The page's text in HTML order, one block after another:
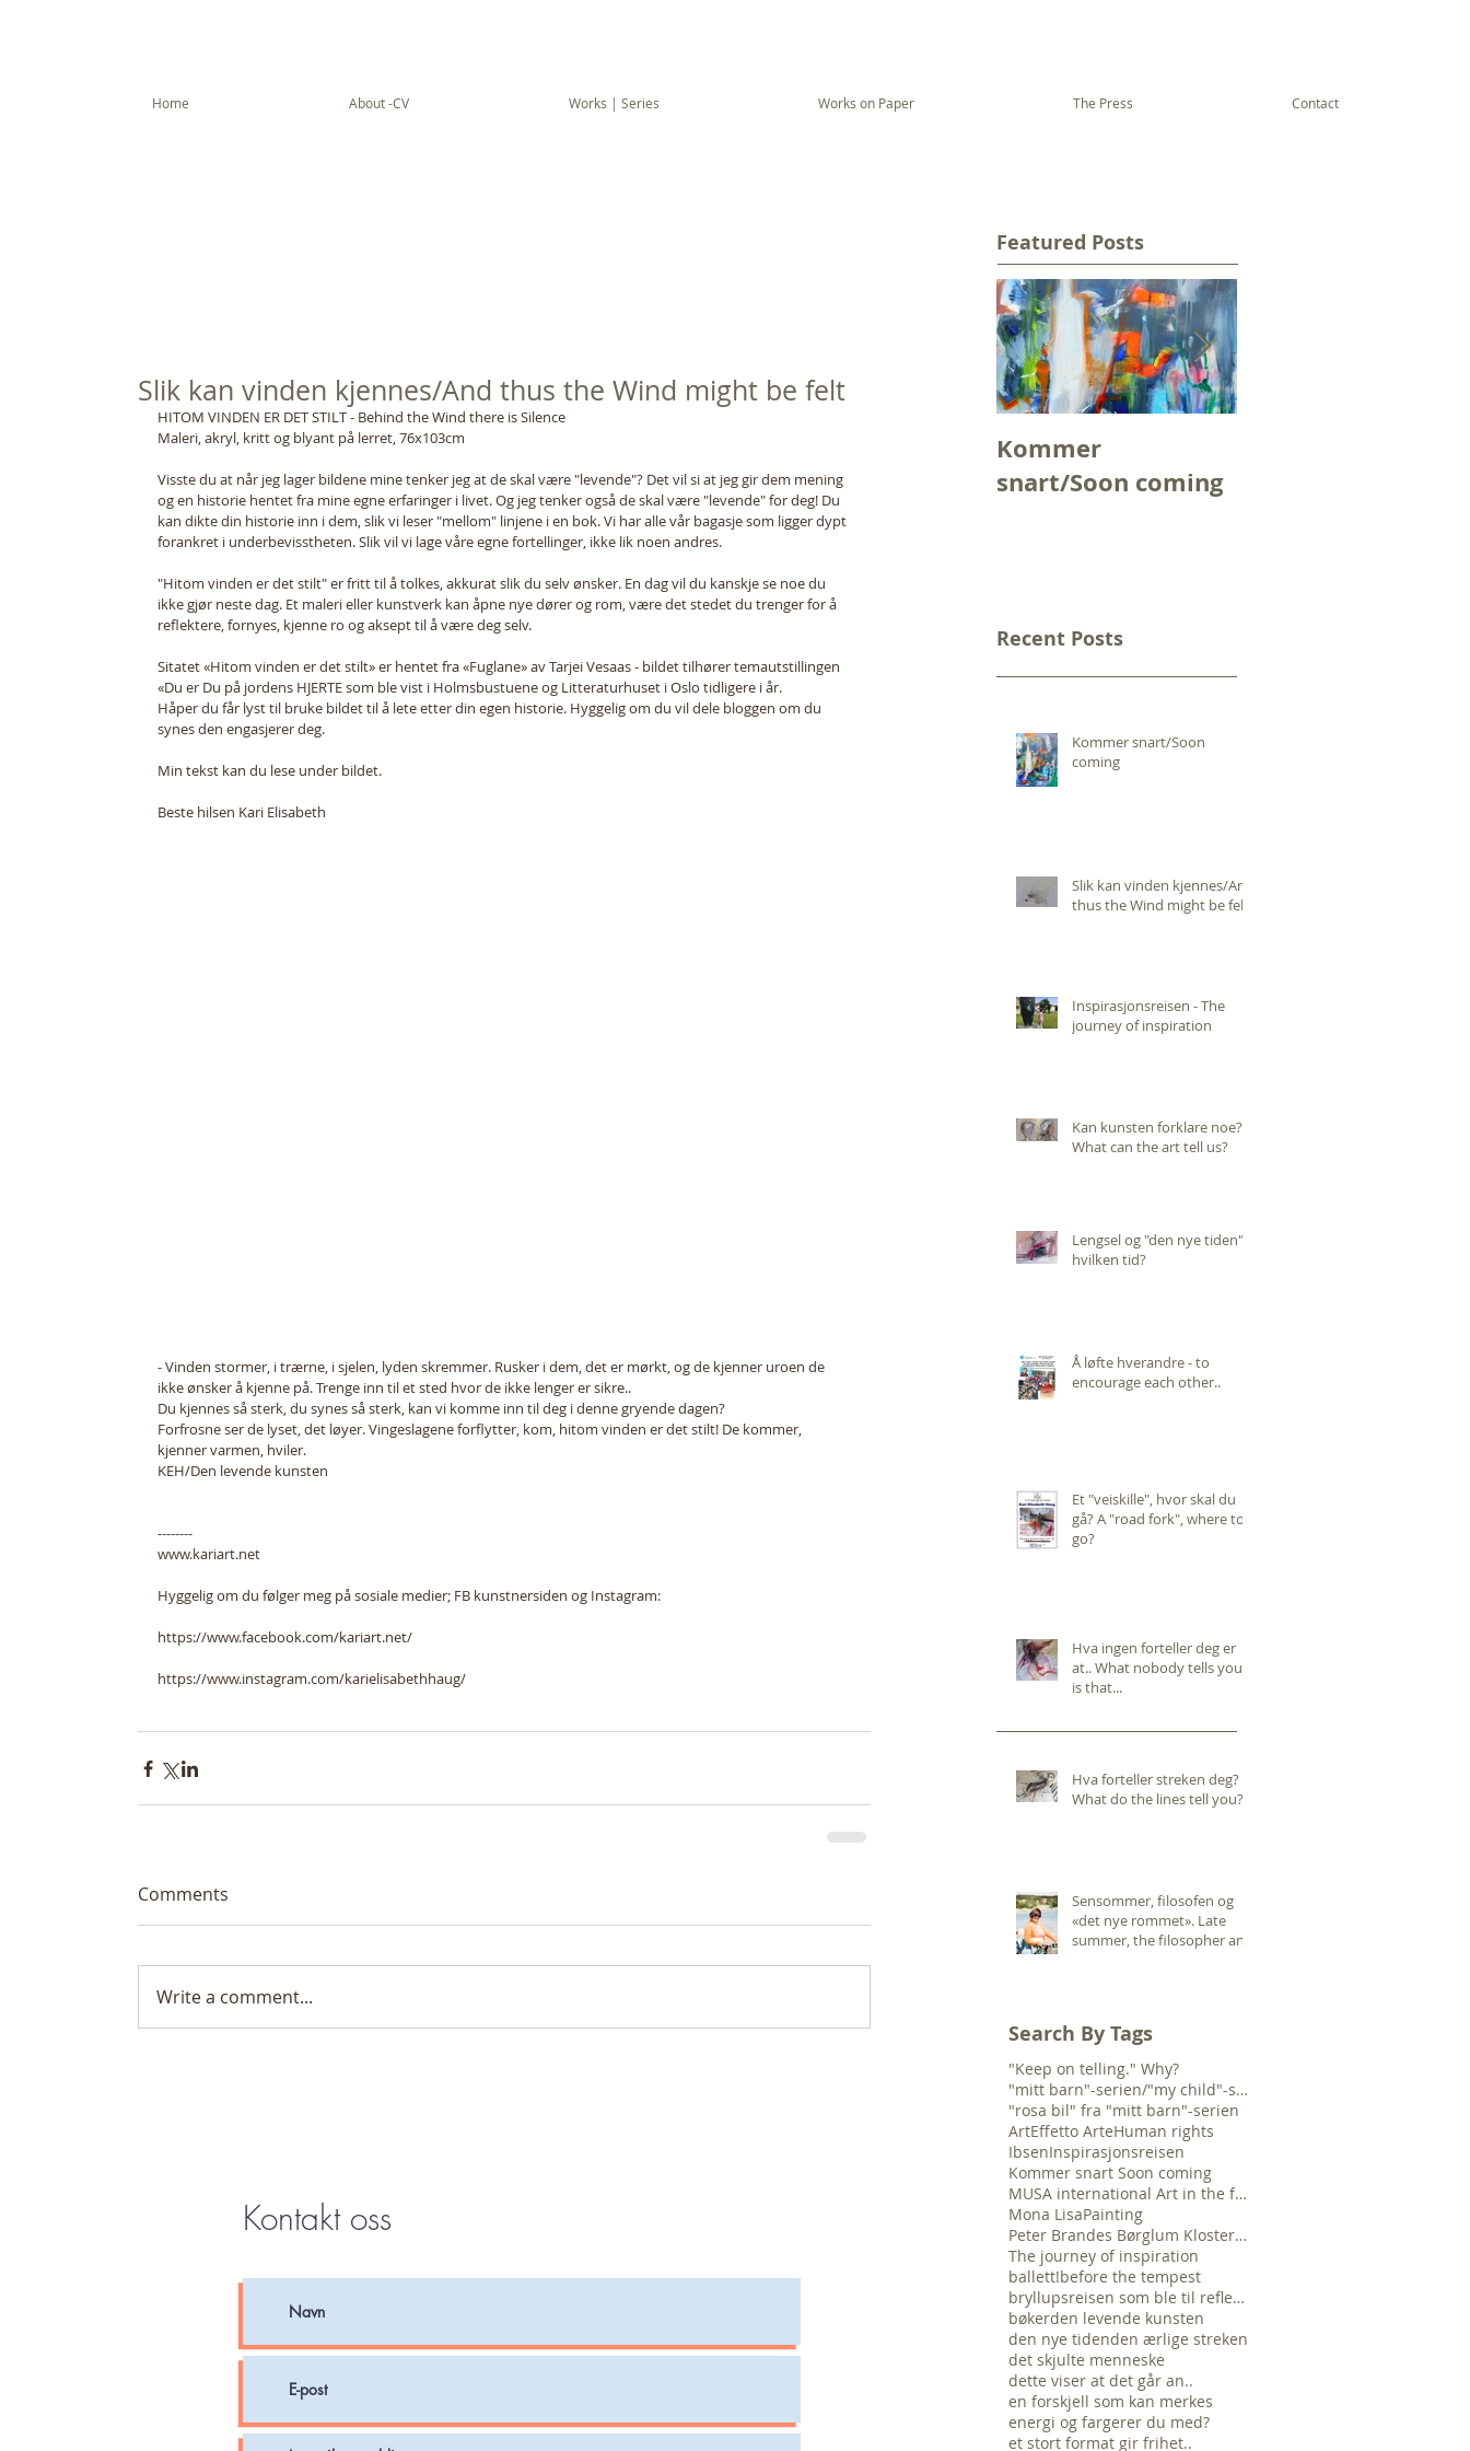
Home About -CV Works | Series Works on Paper The Press Contact
Featured Posts
Slik kan vinden kjennes/And thus the Wind might be felt
HITOM VINDEN ER DET STILT - Behind the Wind there is Silence
Maleri, akryl, kritt og blyant på lerret, 76x103cm
Visste du at når jeg lager bildene mine tenker jeg at de skal være "levende"? Det vil si at jeg gir dem mening
og en historie hentet fra mine egne erfaringer i livet. Og jeg tenker også de skal være "levende" for deg! Du
kan dikte din historie inn i dem, slik vi leser "mellom" linjene i en bok. Vi har alle vår bagasje som ligger dypt
forankret i underbevisstheten. Slik vil vi lage våre egne fortellinger, ikke lik noen andres.
"Hitom vinden er det stilt" er fritt til å tolkes, akkurat slik du selv ønsker. En dag vil du kanskje se noe du
ikke gjør neste dag. Et maleri eller kunstverk kan åpne nye dører og rom, være det stedet du trenger for å
reflektere, fornyes, kjenne ro og aksept til å være deg selv.
Sitatet «Hitom vinden er det stilt» er hentet fra «Fuglane» av Tarjei Vesaas - bildet tilhører temautstillingen
«Du er Du på jordens HJERTE som ble vist i Holmsbustuene og Litteraturhuset i Oslo tidligere i år.
Håper du får lyst til bruke bildet til å lete etter din egen historie. Hyggelig om du vil dele bloggen om du
synes den engasjerer deg.
Min tekst kan du lese under bildet.
Beste hilsen Kari Elisabeth
- Vinden stormer, i trærne, i sjelen, lyden skremmer. Rusker i dem, det er mørkt, og de kjenner uroen de
ikke ønsker å kjenne på. Trenge inn til et sted hvor de ikke lenger er sikre..
Du kjennes så sterk, du synes så sterk, kan vi komme inn til deg i denne gryende dagen?
Forfrosne ser de lyset, det løyer. Vingeslagene forflytter, kom, hitom vinden er det stilt! De kommer,
kjenner varmen, hviler.
KEH/Den levende kunsten
--------
www.kariart.net
Hyggelig om du følger meg på sosiale medier; FB kunstnersiden og Instagram:
https://www.facebook.com/kariart.net/
https://www.instagram.com/karielisabethhaug/
Comments
Write a comment...
Kontakt oss
Kommer
snart/Soon coming
Recent Posts
Kommer snart/Soon
coming
Slik kan vinden kjennes/And
thus the Wind might be felt
Inspirasjonsreisen - The
journey of inspiration
Kan kunsten forklare noe?
What can the art tell us?
Lengsel og "den nye tiden",
hvilken tid?
Å løfte hverandre - to
encourage each other..
Et "veiskille", hvor skal du
gå? A "road fork", where to
go?
Hva ingen forteller deg er
at.. What nobody tells you,
is that...
Hva forteller streken deg?
What do the lines tell you?
Sensommer, filosofen og
«det nye rommet». Late
summer, the filosopher and
Search By Tags
"Keep on telling." Why?
"mitt barn"-serien/"my child"-serie
"rosa bil" fra "mitt barn"-serien
ArtEffetto ArteHuman rights
IbsenInspirasjonsreisen
Kommer snart Soon coming
MUSA international Art in the future
Mona LisaPainting
Peter Brandes Børglum Kloster "The time is no
The journey of inspiration
ballett!before the tempest
bryllupsreisen som ble til refleksjonsreise...
bøkerden levende kunsten
den nye tidenden ærlige streken
det skjulte menneske
dette viser at det går an..
en forskjell som kan merkes
energi og fargerer du med?
et stort format gir frihet..